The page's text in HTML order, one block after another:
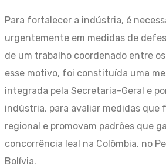
Para fortalecer a indústria, é
urgentemente em medidas de
de um trabalho coordenado entre
esse motivo, foi constituída uma
integrada pela Secretaria-Geral e
indústria, para avaliar medidas que
regional e promovam padrões que
concorrência leal na Colômbia, no
Bolívia.